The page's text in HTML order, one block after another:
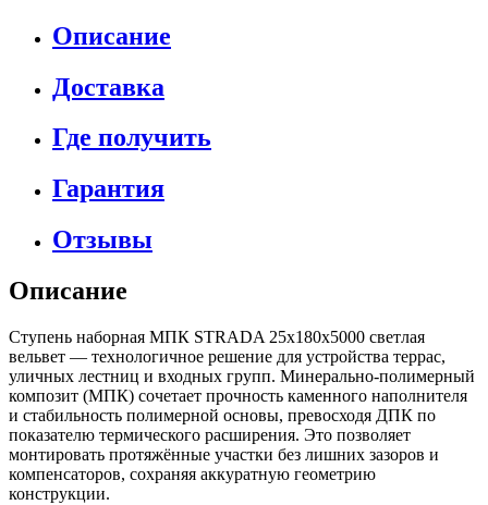
Описание
Доставка
Где получить
Гарантия
Отзывы
Описание
Ступень наборная МПК STRADA 25х180х5000 светлая
вельвет — технологичное решение для устройства террас,
уличных лестниц и входных групп. Минерально-полимерный
композит (МПК) сочетает прочность каменного наполнителя
и стабильность полимерной основы, превосходя ДПК по
показателю термического расширения. Это позволяет
монтировать протяжённые участки без лишних зазоров и
компенсаторов, сохраняя аккуратную геометрию
конструкции.